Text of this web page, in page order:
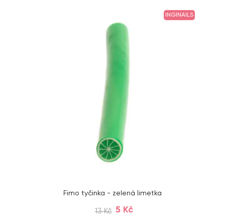
INGINAILS
Fimo tyčinka - zelená limetka
13 Kč 5 Kč